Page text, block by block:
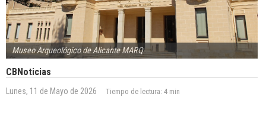
Museo Arqueológico de Alicante MARQ
CBNoticias
Lunes, 11 de Mayo de 2026 Tiempo de lectura: 4 min